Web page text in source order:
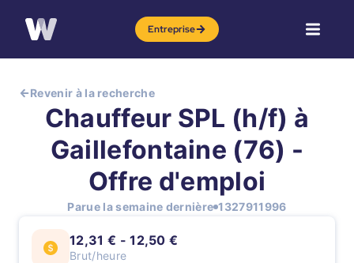
Entreprise
Revenir à la recherche
Chauffeur SPL (h/f) à
Gaillefontaine (76) -
Offre d'emploi
Parue la semaine dernière 1327911996
12,31 € - 12,50 €
Brut/heure